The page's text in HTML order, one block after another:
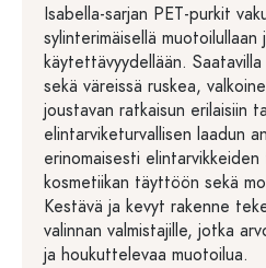
Isabella-sarjan PET-purkit
sylinterimäisellä muotoilullaan
käytettävyydellään.
sekä väreissä ruskea,
joustavan ratkaisun erilaisiin
elintarviketurvallisen laadun
erinomaisesti
kosmetiikan täyttöön sekä
Kestävä ja kevyt rakenne
valinnan valmistajille, jotka
ja houkuttelevaa muotoilua.